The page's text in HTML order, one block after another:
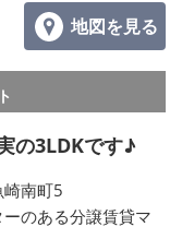
地図を見る
の3LDKです♪
南町5
のある分譲賃貸マ